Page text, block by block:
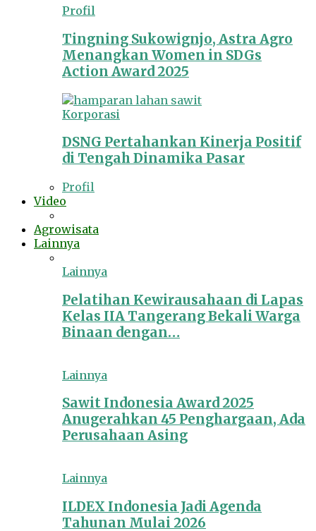
Profil
Tingning Sukowignjo, Astra Agro
Menangkan Women in SDGs
Action Award 2025
Korporasi
DSNG Pertahankan Kinerja Positif
di Tengah Dinamika Pasar
Profil
Video
Agrowisata
Lainnya
Lainnya
Pelatihan Kewirausahaan di Lapas
Kelas IIA Tangerang Bekali Warga
Binaan dengan…
Lainnya
Sawit Indonesia Award 2025
Anugerahkan 45 Penghargaan, Ada
Perusahaan Asing
Lainnya
ILDEX Indonesia Jadi Agenda
Tahunan Mulai 2026